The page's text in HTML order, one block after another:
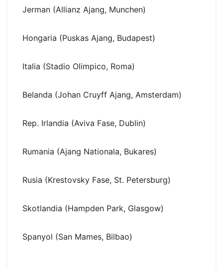
Jerman (Allianz Ajang, Munchen)
Hongaria (Puskas Ajang, Budapest)
Italia (Stadio Olimpico, Roma)
Belanda (Johan Cruyff Ajang, Amsterdam)
Rep. Irlandia (Aviva Fase, Dublin)
Rumania (Ajang Nationala, Bukares)
Rusia (Krestovsky Fase, St. Petersburg)
Skotlandia (Hampden Park, Glasgow)
Spanyol (San Mames, Bilbao)